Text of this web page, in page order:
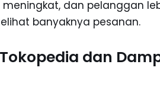
dan pelanggan
banyaknya pesanan.
dan